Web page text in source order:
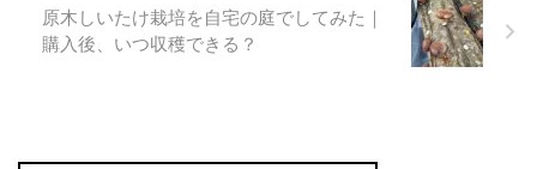
原木しいたけ栽培を自宅の庭でしてみた｜
購入後、いつ収穫できる？